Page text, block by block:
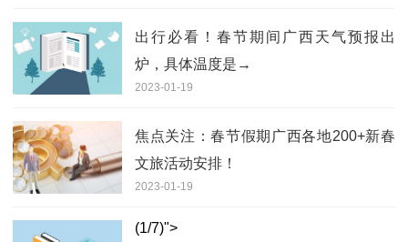
出行必看！春节期间广西天气预报出
炉，具体温度是→
2023-01-19
焦点关注：春节假期广西各地200+新春
文旅活动安排！
2023-01-19
(1/7)">